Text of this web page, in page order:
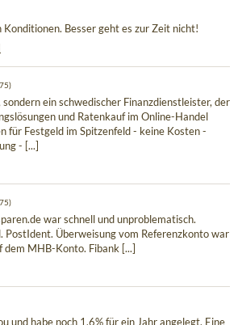
Konditionen. Besser geht es zur Zeit nicht!
ein schwedischer Finanzdienstleister, der
und Ratenkauf im Online-Handel
für Festgeld im Spitzenfeld - keine Kosten -
- [...]
war schnell und unproblematisch.
PostIdent. Überweisung vom Referenzkonto war
dem MHB-Konto. Fibank [...]
und habe noch 1,6% für ein Jahr angelegt. Eine